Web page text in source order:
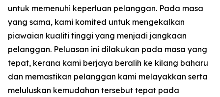
untuk memenuhi keperluan pelanggan. Pada masa
yang sama, kami komited untuk mengekalkan
piawaian kualiti tinggi yang menjadi jangkaan
pelanggan. Peluasan ini dilakukan pada masa yang
tepat, kerana kami berjaya beralih ke kilang baharu
dan memastikan pelanggan kami melayakkan serta
meluluskan kemudahan tersebut tepat pada